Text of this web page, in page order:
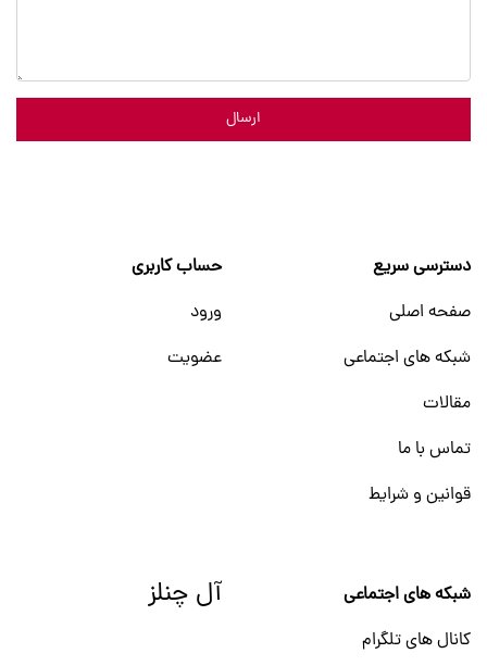
ارسال
دسترسی سریع
صفحه اصلی
شبکه های اجتماعی
مقالات
تماس با ما
قوانین و شرایط
حساب کاربری
ورود
عضویت
شبکه های اجتماعی
کانال های تلگرام
آل چنلز